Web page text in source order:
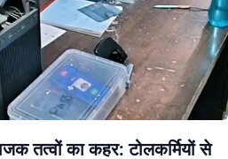
तत्वों का कहर: टोलकर्मियों से